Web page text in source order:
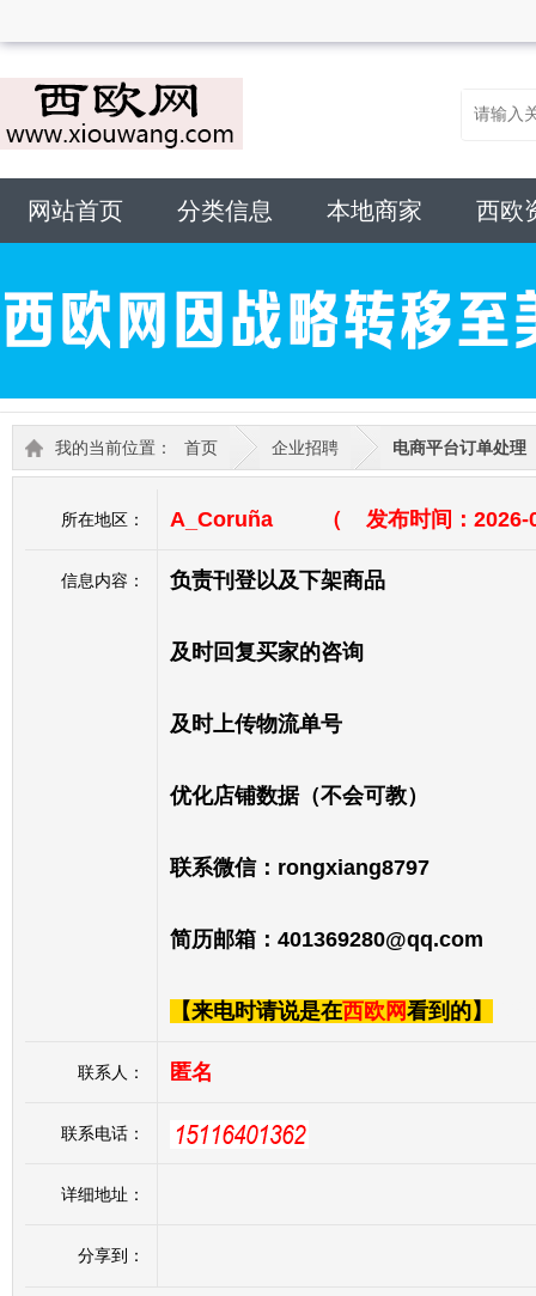
网站首页 分类信息 本地商家 西欧
我的当前位置： 首页 企业招聘 电商平台订单处理
所在地区： A_Coruña （ 发布时间：2026-
信息内容： 负责刊登以及下架商品
及时回复买家的咨询
及时上传物流单号
优化店铺数据（不会可教）
联系微信：rongxiang8797
简历邮箱：401369280@qq.com
【来电时请说是在西欧网看到的】
联系人： 匿名
联系电话：
详细地址：
分享到：